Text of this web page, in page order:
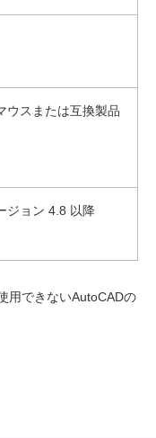
ウスまたは互換製品
ジョン 4.8 以降
用できないAutoCADの